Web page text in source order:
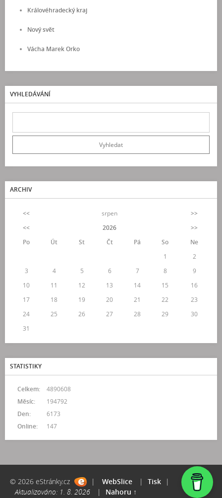
Královéhradecký kraj
Nový svět
Vácha Marek Orko
VYHLEDÁVÁNÍ
ARCHIV
<< srpen
>>
<<
2026
>>
Po
Út St Čt Pá So
Ne
1
2
3
4 5 6 7 8
9
10
11 12 13 14 15
16
17
18 19 20 21 22
23
24
25 26 27 28 29
30
31
STATISTIKY
Online: 147
Celkem:
4890608
Měsíc:
194792
Den:
6173
© 2026 eStránky.cz | WebSlice | Tisk
|
Aktualizováno: 1. 8. 2026
| Nahoru ↑